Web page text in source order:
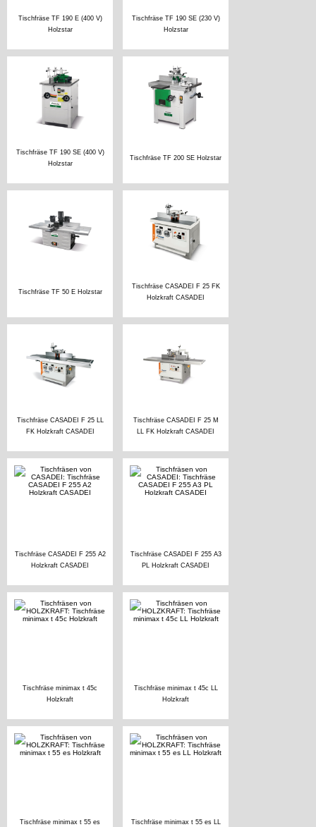
Tischfräse TF 190 E (400 V)
Holzstar
Tischfräse TF 190 SE (230 V)
Holzstar
Tischfräse TF 190 SE (400 V)
Holzstar
Tischfräse TF 200 SE Holzstar
Tischfräse TF 50 E Holzstar
Tischfräse CASADEI F 25 FK
Holzkraft CASADEI
Tischfräse CASADEI F 25 LL
FK Holzkraft CASADEI
Tischfräse CASADEI F 25 M
LL FK Holzkraft CASADEI
Tischfräse CASADEI F 255 A2
Holzkraft CASADEI
Tischfräse CASADEI F 255 A3
PL Holzkraft CASADEI
Tischfräse minimax t 45c
Holzkraft
Tischfräse minimax t 45c LL
Holzkraft
Tischfräse minimax t 55 es
Tischfräse minimax t 55 es LL